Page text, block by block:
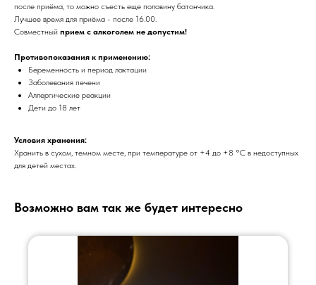
после приёма, то можно съесть еще половину батончика.
Лучшее время для приёма - после 16.00.
Совместный прием с алкоголем не допустим!
Противопоказания к применению:
Беременность и период лактации
Заболевания печени
Аллергические реакции
Дети до 18 лет
Условия хранения:
Хранить в сухом, темном месте, при температуре от +4 до +8 °C в недоступных
для детей местах.
Возможно вам так же будет интересно